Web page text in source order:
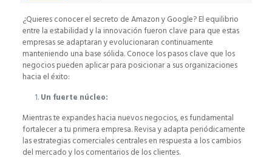
¿Quieres conocer el secreto de Amazon y Google? El equilibrio
entre la estabilidad y la innovación fueron clave para que estas
empresas se adaptaran y evolucionaran continuamente
manteniendo una base sólida. Conoce los pasos clave que los
negocios pueden aplicar para posicionar a sus organizaciones
hacia el éxito:
Un fuerte núcleo:
Mientras te expandes hacia nuevos negocios, es fundamental
fortalecer a tu primera empresa. Revisa y adapta periódicamente
las estrategias comerciales centrales en respuesta a los cambios
del mercado y los comentarios de los clientes.